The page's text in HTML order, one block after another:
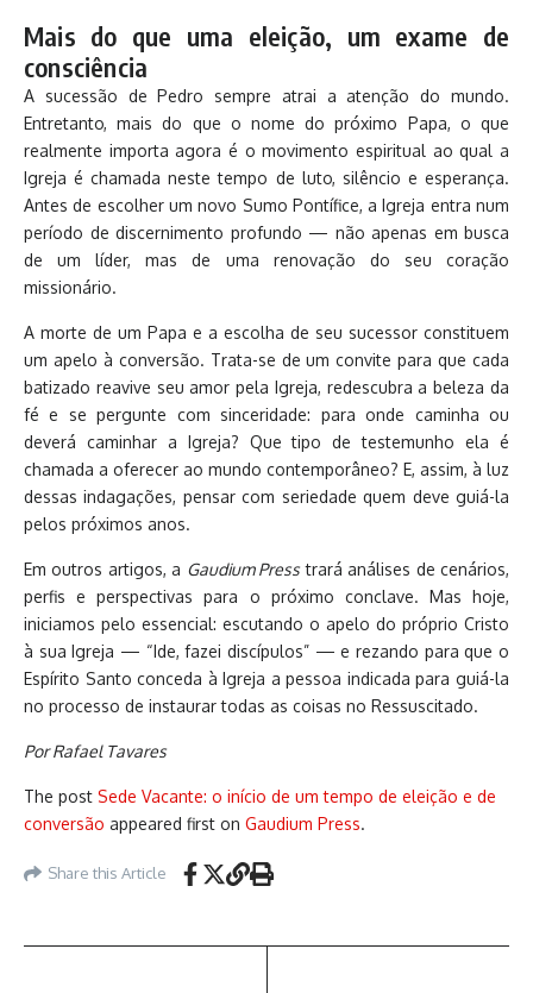
Mais do que uma eleição, um exame de
consciência
A sucessão de Pedro sempre atrai a atenção do mundo.
Entretanto, mais do que o nome do próximo Papa, o que
realmente importa agora é o movimento espiritual ao qual a
Igreja é chamada neste tempo de luto, silêncio e esperança.
Antes de escolher um novo Sumo Pontífice, a Igreja entra num
período de discernimento profundo — não apenas em busca
de um líder, mas de uma renovação do seu coração
missionário.
A morte de um Papa e a escolha de seu sucessor constituem
um apelo à conversão. Trata-se de um convite para que cada
batizado reavive seu amor pela Igreja, redescubra a beleza da
fé e se pergunte com sinceridade: para onde caminha ou
deverá caminhar a Igreja? Que tipo de testemunho ela é
chamada a oferecer ao mundo contemporâneo? E, assim, à luz
dessas indagações, pensar com seriedade quem deve guiá-la
pelos próximos anos.
Em outros artigos, a Gaudium Presstrará análises de cenários,
perfis e perspectivas para o próximo conclave. Mas hoje,
iniciamos pelo essencial: escutando o apelo do próprio Cristo
à sua Igreja — “Ide, fazei discípulos” — e rezando para que o
Espírito Santo conceda à Igreja a pessoa indicada para guiá-la
no processo de instaurar todas as coisas no Ressuscitado.
Por Rafael Tavares
The post Sede Vacante: o início de um tempo de eleição e de
conversão appeared first on Gaudium Press.
Share this Article